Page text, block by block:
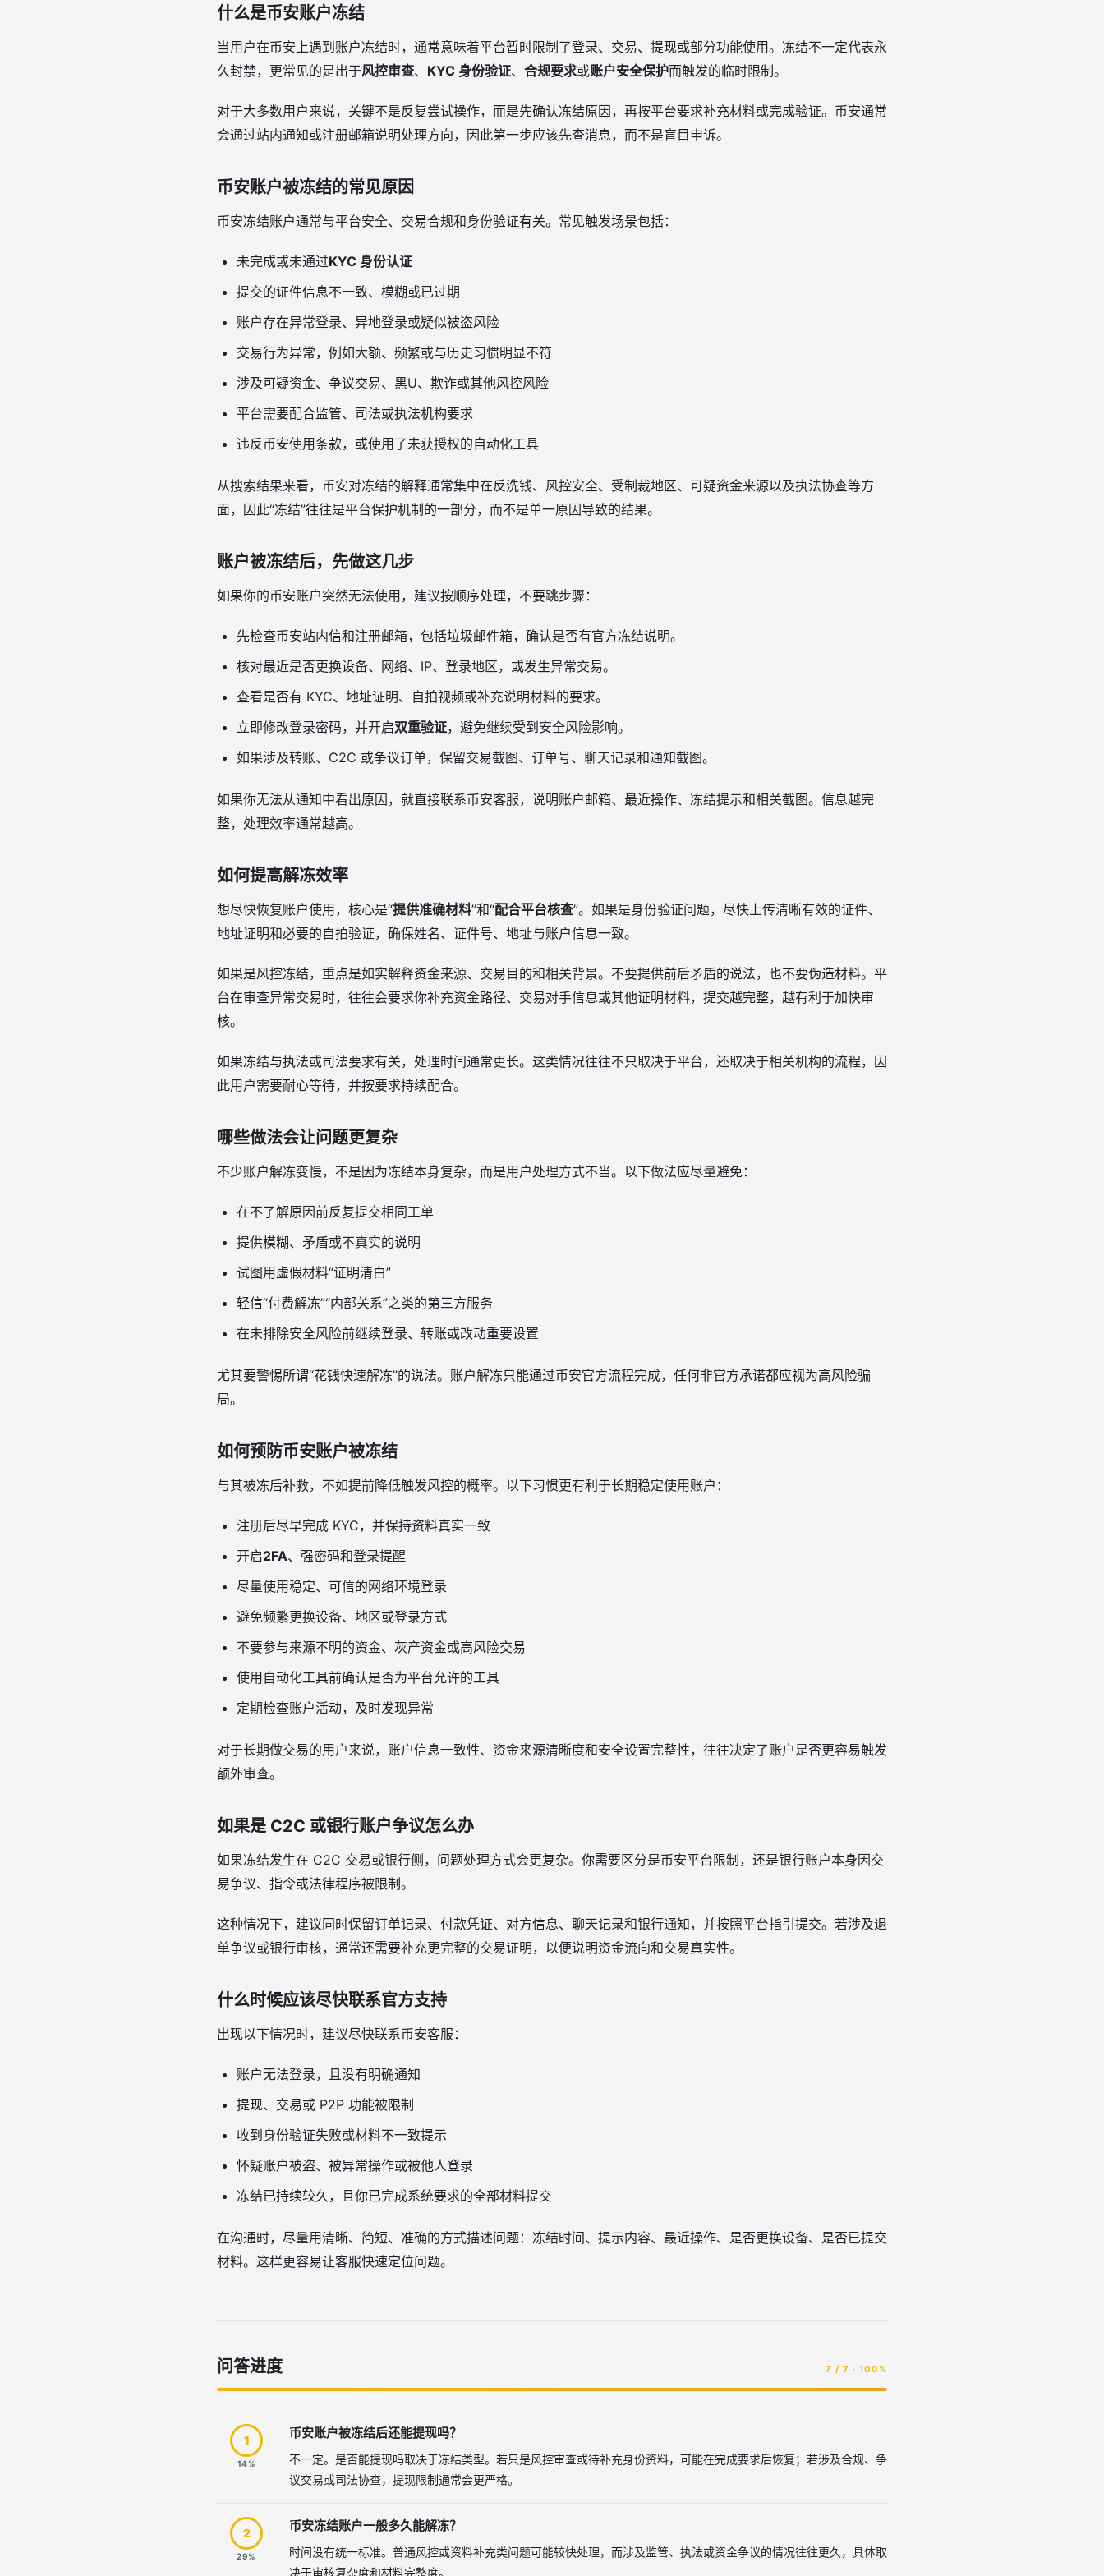
什么是币安账户冻结
当用户在币安上遇到账户冻结时，通常意味着平台暂时限制了登录、交易、提现或部分功能使用。冻结不一定代表永
久封禁，更常见的是出于风控审查、 KYC 身份验证、 合规要求或账户安全保护而触发的临时限制。
对于大多数用户来说，关键不是反复尝试操作，而是先确认冻结原因，再按平台要求补充材料或完成验证。币安通常
会通过站内通知或注册邮箱说明处理方向，因此第一步应该先查消息，而不是盲目申诉。
币安账户被冻结的常见原因
币安冻结账户通常与平台安全、交易合规和身份验证有关。常见触发场景包括：
未完成或未通过KYC 身份认证
提交的证件信息不一致、模糊或已过期
账户存在异常登录、异地登录或疑似被盗风险
交易行为异常，例如大额、频繁或与历史习惯明显不符
涉及可疑资金、争议交易、黑U、欺诈或其他风控风险
平台需要配合监管、司法或执法机构要求
违反币安使用条款，或使用了未获授权的自动化工具
从搜索结果来看，币安对冻结的解释通常集中在反洗钱、风控安全、受制裁地区、可疑资金来源以及执法协查等方
面，因此“冻结”往往是平台保护机制的一部分，而不是单一原因导致的结果。
账户被冻结后，先做这几步
如果你的币安账户突然无法使用，建议按顺序处理，不要跳步骤：
先检查币安站内信和注册邮箱，包括垃圾邮件箱，确认是否有官方冻结说明。
核对最近是否更换设备、网络、IP、登录地区，或发生异常交易。
查看是否有 KYC、地址证明、自拍视频或补充说明材料的要求。
立即修改登录密码，并开启双重验证，避免继续受到安全风险影响。
如果涉及转账、C2C 或争议订单，保留交易截图、订单号、聊天记录和通知截图。
如果你无法从通知中看出原因，就直接联系币安客服，说明账户邮箱、最近操作、冻结提示和相关截图。信息越完
整，处理效率通常越高。
如何提高解冻效率
想尽快恢复账户使用，核心是“提供准确材料”和“配合平台核查”。如果是身份验证问题，尽快上传清晰有效的证件、
地址证明和必要的自拍验证，确保姓名、证件号、地址与账户信息一致。
如果是风控冻结，重点是如实解释资金来源、交易目的和相关背景。不要提供前后矛盾的说法，也不要伪造材料。平
台在审查异常交易时，往往会要求你补充资金路径、交易对手信息或其他证明材料，提交越完整，越有利于加快审
核。
如果冻结与执法或司法要求有关，处理时间通常更长。这类情况往往不只取决于平台，还取决于相关机构的流程，因
此用户需要耐心等待，并按要求持续配合。
哪些做法会让问题更复杂
不少账户解冻变慢，不是因为冻结本身复杂，而是用户处理方式不当。以下做法应尽量避免：
在不了解原因前反复提交相同工单
提供模糊、矛盾或不真实的说明
试图用虚假材料“证明清白”
轻信“付费解冻”“内部关系”之类的第三方服务
在未排除安全风险前继续登录、转账或改动重要设置
尤其要警惕所谓“花钱快速解冻”的说法。账户解冻只能通过币安官方流程完成，任何非官方承诺都应视为高风险骗
局。
如何预防币安账户被冻结
与其被冻后补救，不如提前降低触发风控的概率。以下习惯更有利于长期稳定使用账户：
注册后尽早完成 KYC，并保持资料真实一致
开启2FA、强密码和登录提醒
尽量使用稳定、可信的网络环境登录
避免频繁更换设备、地区或登录方式
不要参与来源不明的资金、灰产资金或高风险交易
使用自动化工具前确认是否为平台允许的工具
定期检查账户活动，及时发现异常
对于长期做交易的用户来说，账户信息一致性、资金来源清晰度和安全设置完整性，往往决定了账户是否更容易触发
额外审查。
如果是 C2C 或银行账户争议怎么办
如果冻结发生在 C2C 交易或银行侧，问题处理方式会更复杂。你需要区分是币安平台限制，还是银行账户本身因交
易争议、指令或法律程序被限制。
这种情况下，建议同时保留订单记录、付款凭证、对方信息、聊天记录和银行通知，并按照平台指引提交。若涉及退
单争议或银行审核，通常还需要补充更完整的交易证明，以便说明资金流向和交易真实性。
什么时候应该尽快联系官方支持
出现以下情况时，建议尽快联系币安客服：
账户无法登录，且没有明确通知
提现、交易或 P2P 功能被限制
收到身份验证失败或材料不一致提示
怀疑账户被盗、被异常操作或被他人登录
冻结已持续较久，且你已完成系统要求的全部材料提交
在沟通时，尽量用清晰、简短、准确的方式描述问题：冻结时间、提示内容、最近操作、是否更换设备、是否已提交
材料。这样更容易让客服快速定位问题。
问答进度 7 / 7 · 100%
1
14%
币安账户被冻结后还能提现吗？
不一定。是否能提现吗取决于冻结类型。若只是风控审查或待补充身份资料，可能在完成要求后恢复；若涉及合规、争
议交易或司法协查，提现限制通常会更严格。
2
29%
币安冻结账户一般多久能解冻？
时间没有统一标准。普通风控或资料补充类问题可能较快处理，而涉及监管、执法或资金争议的情况往往更久，具体取
决于审核复杂度和材料完整度。